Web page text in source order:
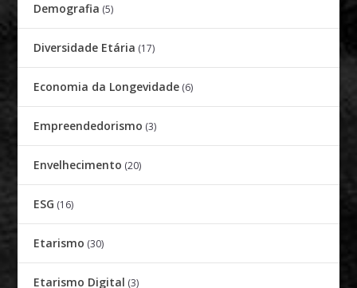
Demografia (5)
Diversidade Etária (17)
Economia da Longevidade (6)
Empreendedorismo (3)
Envelhecimento (20)
ESG (16)
Etarismo (30)
Etarismo Digital (3)